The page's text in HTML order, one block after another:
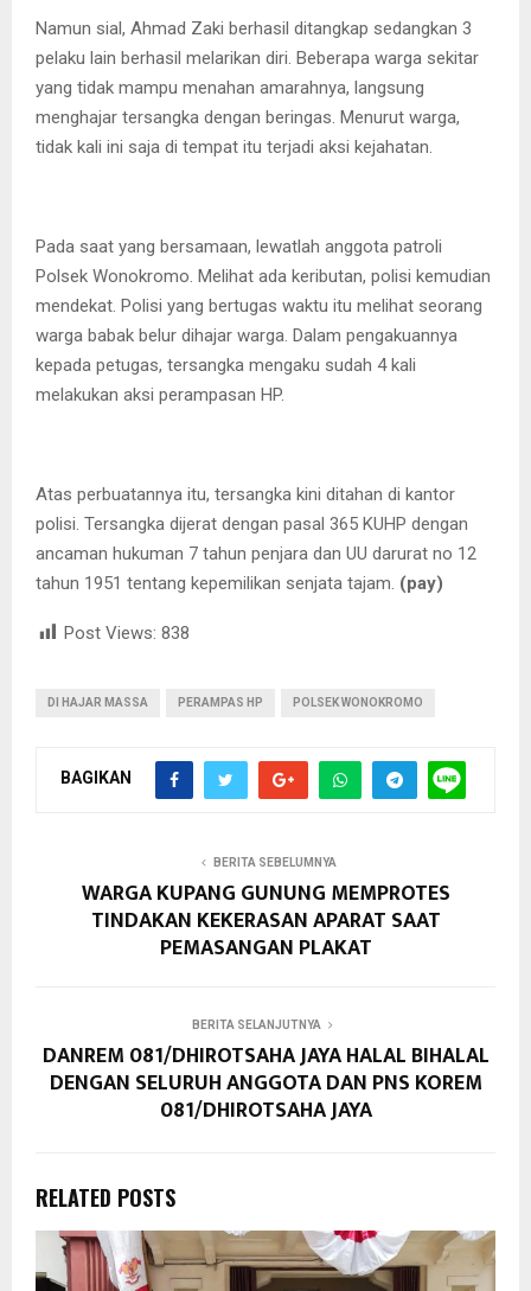
Namun sial, Ahmad Zaki berhasil ditangkap sedangkan 3
pelaku lain berhasil melarikan diri. Beberapa warga sekitar
yang tidak mampu menahan amarahnya, langsung
menghajar tersangka dengan beringas. Menurut warga,
tidak kali ini saja di tempat itu terjadi aksi kejahatan.
Pada saat yang bersamaan, lewatlah anggota patroli
Polsek Wonokromo. Melihat ada keributan, polisi kemudian
mendekat. Polisi yang bertugas waktu itu melihat seorang
warga babak belur dihajar warga. Dalam pengakuannya
kepada petugas, tersangka mengaku sudah 4 kali
melakukan aksi perampasan HP.
Atas perbuatannya itu, tersangka kini ditahan di kantor
polisi. Tersangka dijerat dengan pasal 365 KUHP dengan
ancaman hukuman 7 tahun penjara dan UU darurat no 12
tahun 1951 tentang kepemilikan senjata tajam. (pay)
Post Views: 838
DI HAJAR MASSA PERAMPAS HP POLSEK WONOKROMO
BAGIKAN
BERITA SEBELUMNYA
WARGA KUPANG GUNUNG MEMPROTES
TINDAKAN KEKERASAN APARAT SAAT
PEMASANGAN PLAKAT
BERITA SELANJUTNYA
DANREM 081/DHIROTSAHA JAYA HALAL BIHALAL
DENGAN SELURUH ANGGOTA DAN PNS KOREM
081/DHIROTSAHA JAYA
RELATED POSTS